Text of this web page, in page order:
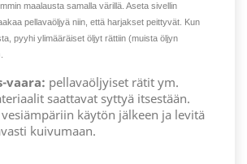
maalausta samalla värillä. Aseta sivellin
pellavaöljyä niin, että harjakset peittyvät. Kun
pyyhi ylimääräiset öljyt rättiin (muista öljyn
vaara: pellavaöljyiset rätit ym.
saattavat syttyä itsestään.
käytön jälkeen ja levitä
kuivumaan.